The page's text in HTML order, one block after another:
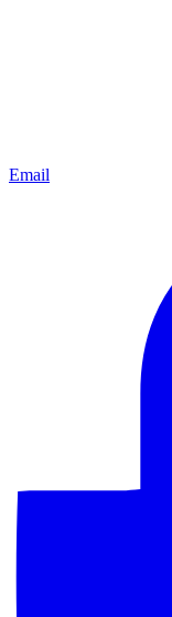
Email